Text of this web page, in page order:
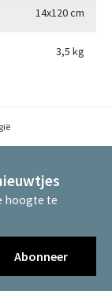
14x120 cm
3,5 kg
hoogte te
Abonneer